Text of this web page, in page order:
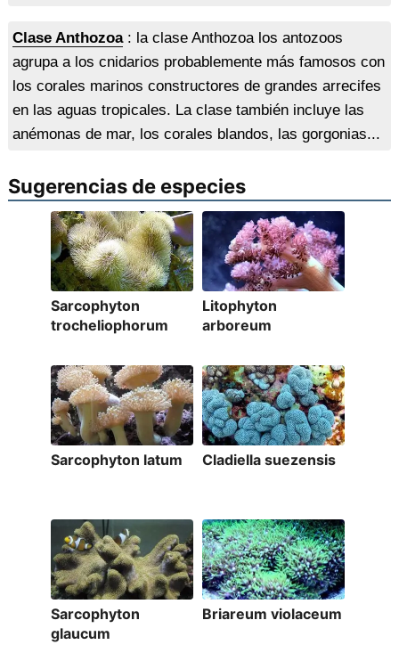
Clase Anthozoa: la clase Anthozoa los antozoos
agrupa a los cnidarios probablemente más famosos con
los corales marinos constructores de grandes arrecifes
en las aguas tropicales. La clase también incluye las
anémonas de mar, los corales blandos, las gorgonias...
Sugerencias de especies
Sarcophyton
trocheliophorum
Litophyton
arboreum
Sarcophyton latum Cladiella suezensis
Sarcophyton
glaucum
Briareum violaceum